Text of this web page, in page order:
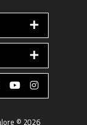
us onus on
Follow us on
Follow us
© 2026